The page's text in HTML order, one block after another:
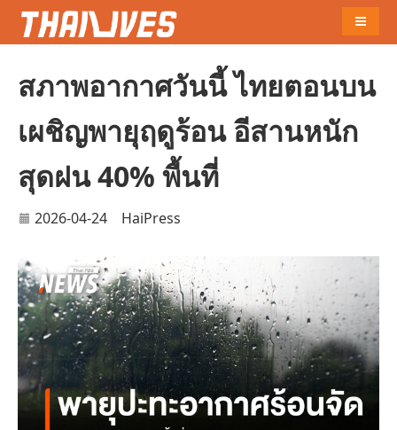
สภาพอากาศวันนี้ ไทยตอนบน
เผชิญพายุฤดูร้อน อีสานหนัก
สุดฝน 40% พื้นที่
2026-04-24 HaiPress